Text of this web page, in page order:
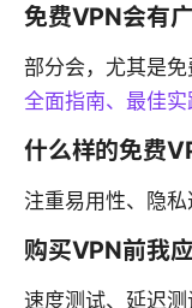
免费VPN会有广
部分会，尤其是
全面指南、最佳实
什么样的免费
注重易用性、隐私
购买VPN前我
速度测试、延迟测